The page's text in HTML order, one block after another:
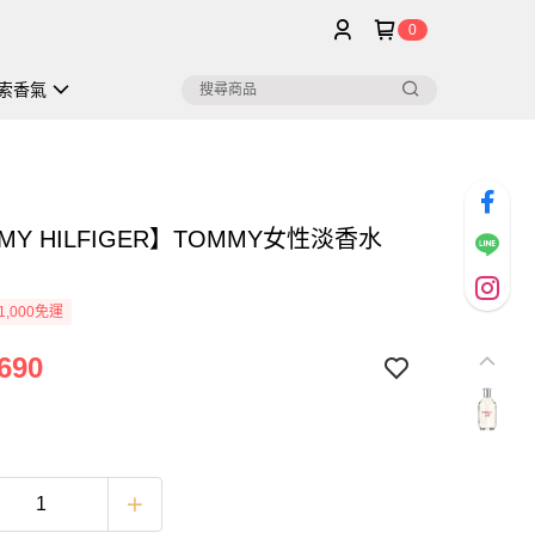
0
香氣
HILFIGER】TOMMY女性淡香水
免運